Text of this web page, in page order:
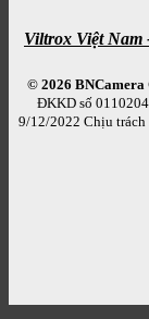
Viltrox Việt Nam
© 2026 BNCamera
ĐKKD số
9/12/2022 Chịu